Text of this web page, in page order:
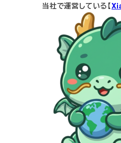
当社で運営している【